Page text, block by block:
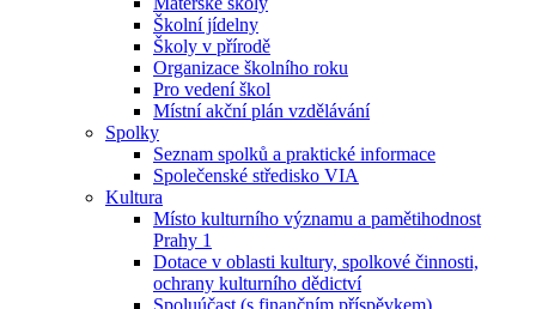
Školní jídelny
Školy v přírodě
Organizace školního roku
Pro vedení škol
Místní akční plán vzdělávání
Spolky
Seznam spolků a praktické informace
Společenské středisko VIA
Kultura
Místo kulturního významu a pamětihodnost
Prahy 1
Dotace v oblasti kultury, spolkové činnosti,
ochrany kulturního dědictví
Spoluúčast (s finančním příspěvkem)